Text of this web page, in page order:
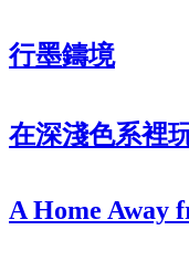
行墨鑄境
在深淺色系裡
A Home Away